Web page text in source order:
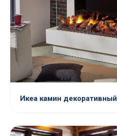
Икеа камин декоративный